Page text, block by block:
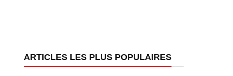
ARTICLES LES PLUS POPULAIRES